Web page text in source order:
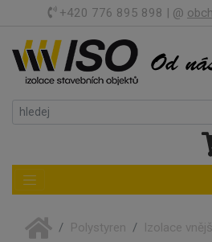
+420 776 895 898 | @
Toggle navigation
Polystyren Izolace